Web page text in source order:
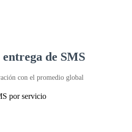
de SMS
con el promedio global
por servicio